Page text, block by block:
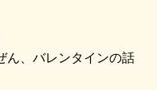
、バレンタインの話